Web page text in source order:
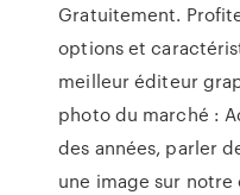
Gratuitement.
options et
meilleur éditeur
photo du marché :
des années, parler
une image sur